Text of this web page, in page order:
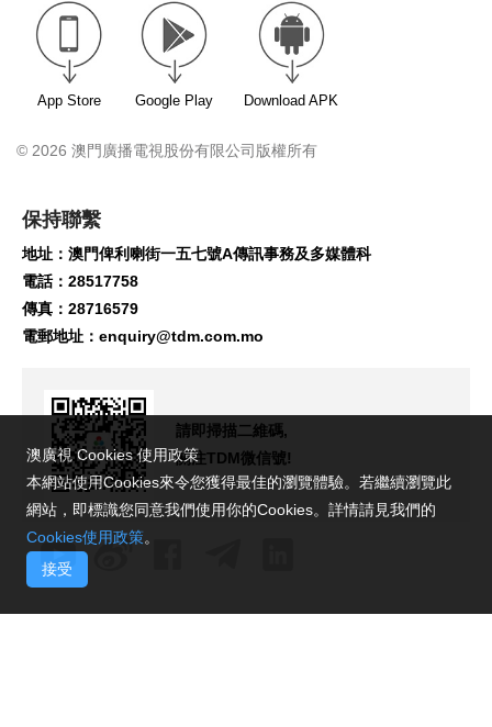
App Store Google Play Download APK
© 2026 澳門廣播電視股份有限公司版權所有
保持聯繫
地址：澳門俾利喇街一五七號A傳訊事務及多媒體科
電話：28517758
傳真：28716579
電郵地址： enquiry@tdm.com.mo
請即掃描二維碼,
關注TDM微信號!
澳廣視 Cookies 使用政策
本網站使用Cookies來令您獲得最佳的瀏覽體驗。若繼續瀏覽此
網站，即標識您同意我們使用你的Cookies。詳情請見我們的
Cookies使用政策。
接受